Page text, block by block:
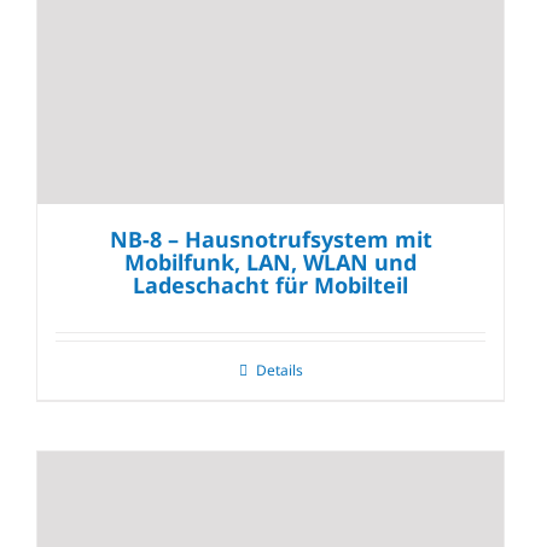
NB-8 – Hausnotrufsystem mit
Mobilfunk, LAN, WLAN und
Ladeschacht für Mobilteil
Details